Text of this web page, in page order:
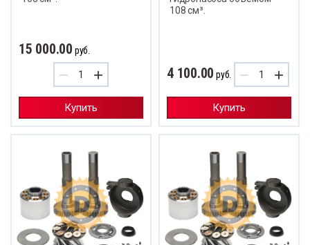
15 000.00 руб.
− +
Купить
108 см³.
4 100.00 руб. − +
Купить